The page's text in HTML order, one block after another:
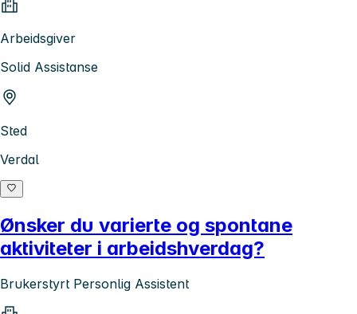
Arbeidsgiver
Solid Assistanse
Sted
Verdal
Ønsker du varierte og spontane
aktiviteter i arbeidshverdag?
Brukerstyrt Personlig Assistent